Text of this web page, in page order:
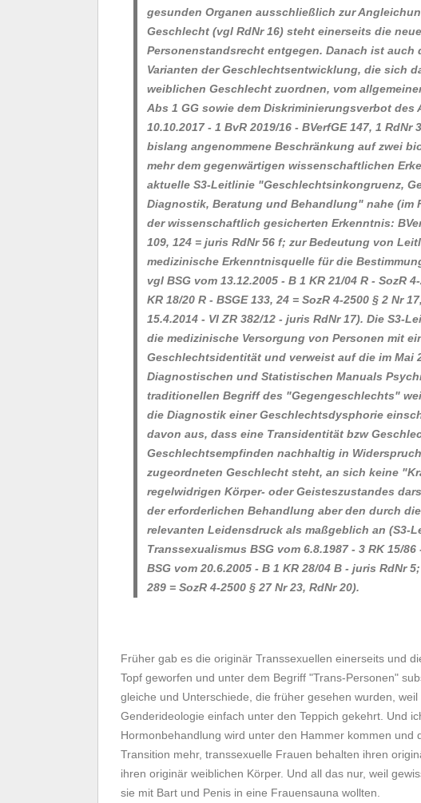
gesunden Organen ausschließlich zur
Geschlecht (vgl RdNr 16) steht einerseits die
Personenstandsrecht entgegen. Danach ist
Varianten der Geschlechtsentwicklung, die sich
weiblichen Geschlecht zuordnen, vom
Abs 1 GG sowie dem Diskriminierungsverbot des
10.10.2017 - 1 BvR 2019/16 - BVerfGE 147, 1 RdNr
bislang angenommene Beschränkung auf zwei
mehr dem gegenwärtigen wissenschaftlichen
aktuelle S3-Leitlinie "Geschlechtsinkongruenz,
Diagnostik, Beratung und Behandlung" nahe (im
der wissenschaftlich gesicherten Erkenntnis:
109, 124 = juris RdNr 56 f; zur Bedeutung von
medizinische Erkenntnisquelle für die
vgl BSG vom 13.12.2005 - B 1 KR 21/04 R - SozR
KR 18/20 R - BSGE 133, 24 = SozR 4-2500 § 2 Nr
15.4.2014 - VI ZR 382/12 - juris RdNr 17). Die S3-
die medizinische Versorgung von Personen mit
Geschlechtsidentität und verweist auf die im Mai
Diagnostischen und Statistischen Manuals
traditionellen Begriff des "Gegengeschlechts"
die Diagnostik einer Geschlechtsdysphorie
davon aus, dass eine Transidentität bzw
Geschlechtsempfinden nachhaltig in
zugeordneten Geschlecht steht, an sich keine
regelwidrigen Körper- oder Geisteszustandes
der erforderlichen Behandlung aber den durch
relevanten Leidensdruck als maßgeblich an (S3-
Transsexualismus BSG vom 6.8.1987 - 3 RK 15/86
BSG vom 20.6.2005 - B 1 KR 28/04 B - juris RdNr
289 = SozR 4-2500 § 27 Nr 23, RdNr 20).
Früher gab es die originär Transsexuellen einerseits und
Topf geworfen und unter dem Begriff "Trans-Personen"
gleiche und Unterschiede, die früher gesehen wurden,
Genderideologie einfach unter den Teppich gekehrt. Und
Hormonbehandlung wird unter den Hammer kommen
Transition mehr, transsexuelle Frauen behalten ihren
ihren originär weiblichen Körper. Und all das nur, weil
sie mit Bart und Penis in eine Frauensauna wollten.